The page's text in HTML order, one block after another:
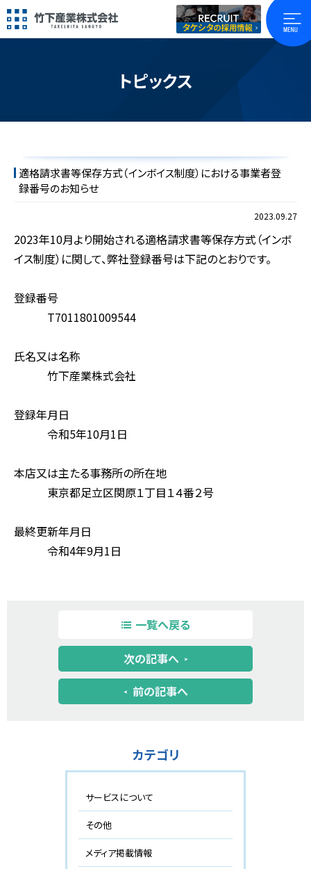
トピックス
適格請求書等保存方式（インボイス制度）における事業者登
録番号のお知らせ
2023.09.27
2023年10月より開始される適格請求書等保存方式（インボ
イス制度）に関して、弊社登録番号は下記のとおりです。
登録番号
T7011801009544
氏名又は名称
竹下産業株式会社
登録年月日
令和5年10月1日
本店又は主たる事務所の所在地
東京都足立区関原１丁目１４番２号
最終更新年月日
令和4年9月1日
一覧へ戻る
次の記事へ
前の記事へ
カテゴリ
サービスについて
その他
メディア掲載情報